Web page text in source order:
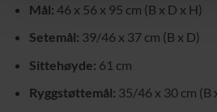
Mål: 46 x 56 x 95 cm (B x D x H)
Setemål: 39/46 x 37 cm (B x D)
Sittehøyde: 61 cm
Ryggstøttemål: 35/46 x 30 cm (B